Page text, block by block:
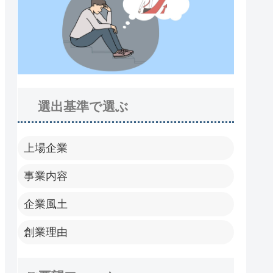
選出基準で選ぶ
上場企業
事業内容
企業風土
創業理由